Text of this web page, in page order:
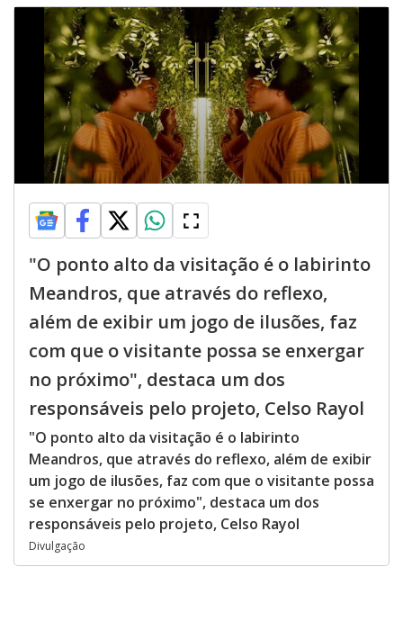
"O ponto alto da visitação é o labirinto
Meandros, que através do reflexo,
além de exibir um jogo de ilusões, faz
com que o visitante possa se enxergar
no próximo", destaca um dos
responsáveis pelo projeto, Celso Rayol
"O ponto alto da visitação é o labirinto
Meandros, que através do reflexo, além de exibir
um jogo de ilusões, faz com que o visitante possa
se enxergar no próximo", destaca um dos
responsáveis pelo projeto, Celso Rayol
Divulgação